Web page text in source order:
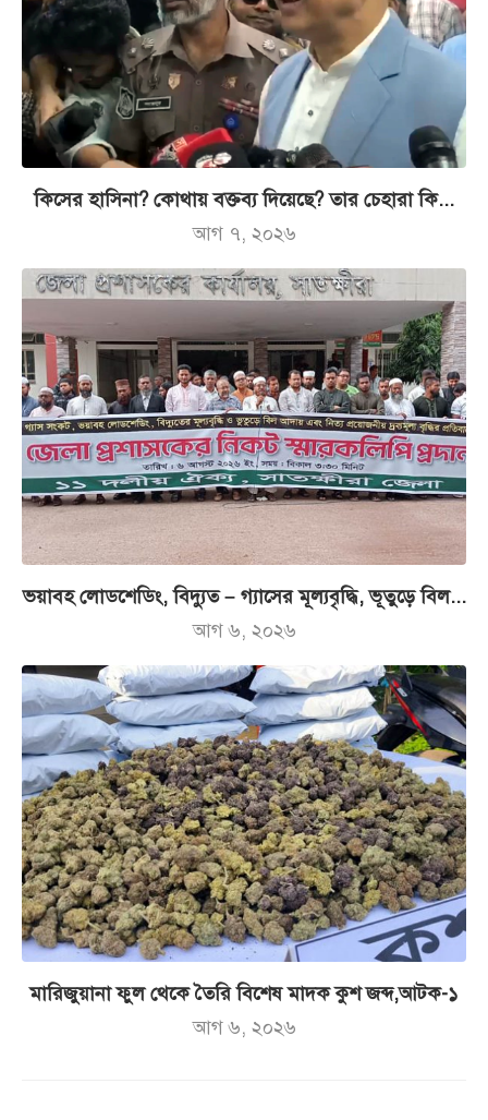
কিসের হাসিনা? কোথায় বক্তব্য দিয়েছে? তার চেহারা কি...
আগ ৭, ২০২৬
ভয়াবহ লোডশেডিং, বিদ্যুত – গ্যাসের মূল্যবৃদ্ধি, ভূতুড়ে বিল...
আগ ৬, ২০২৬
মারিজুয়ানা ফুল থেকে তৈরি বিশেষ মাদক কুশ জব্দ,আটক-১
আগ ৬, ২০২৬